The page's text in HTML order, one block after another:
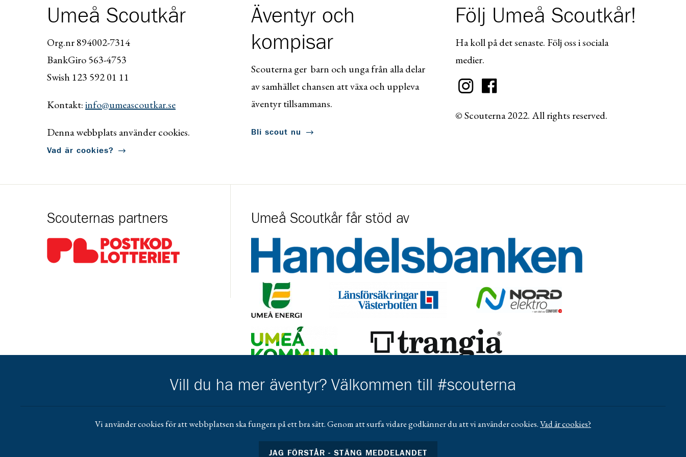
Umeå Scoutkår
Org.nr 894002-7314
BankGiro 563-4753
Swish 123 592 01 11
Kontakt:info@umeascoutkar.se
Denna webbplats använder cookies.
Vad är cookies?
Äventyr och
kompisar
Scouterna ger barn och unga från alla delar
av samhället chansen att växa och uppleva
äventyr tillsammans.
Bli scout nu
Följ Umeå Scoutkår!
Ha koll på det senaste. Följ oss i sociala
medier.
© Scouterna 2022. All rights reserved.
Scouternas partners
Gå till pl_50
Umeå Scoutkår får stöd av
Gå till https://www.handelsbanken.se/sv/hitta-bankkontor/umea-city
Gå till https://www.umeaenergi.se/Gå till https://www.lansforsakringar.se/vasterbotten/privat/
Gå till https://nordelektro.se/
Gå till https://www.umea.se/upplevaochgora/foreningarforeningsliv
Gå till https://trangia.se/
Gå till https://www.mera.se/ Gå till https://www.sensus.se/samarbeta/rattigheter-och-hallbarhet/
Gå till https://www.scoutshop.se/ Gå till https://www.mucf.se/bidrag/barn-och-ungdomsorganisationer
Vill du ha mer äventyr? Välkommen till #scouterna
Vi använder cookies för att webbplatsen ska fungera på ett bra sätt. Genom att surfa vidare godkänner du att vi använder cookies.Vad är cookies?
JAG FÖRSTÅR - STÄNG MEDDELANDET